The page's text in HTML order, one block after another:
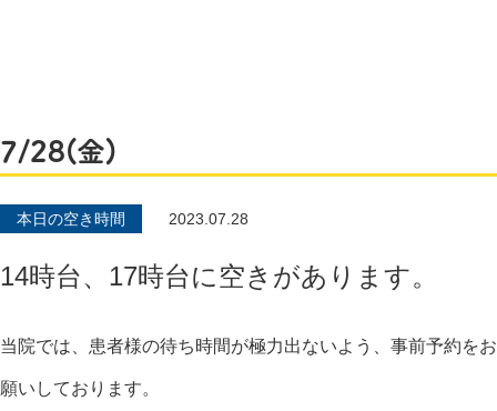
7/28(金)
本日の空き時間 2023.07.28
14時台、17時台に空きがあります。
当院では、患者様の待ち時間が極力出ないよう、事前予約をお
願いしております。